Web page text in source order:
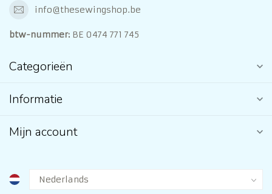
info@thesewingshop.be
btw-nummer: BE 0474 771 745
Categorieën
Informatie
Mijn account